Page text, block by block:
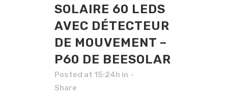
SOLAIRE 60 LEDS
AVEC DÉTECTEUR
DE MOUVEMENT –
P60 DE BEESOLAR
Posted at 15:24h in
Share